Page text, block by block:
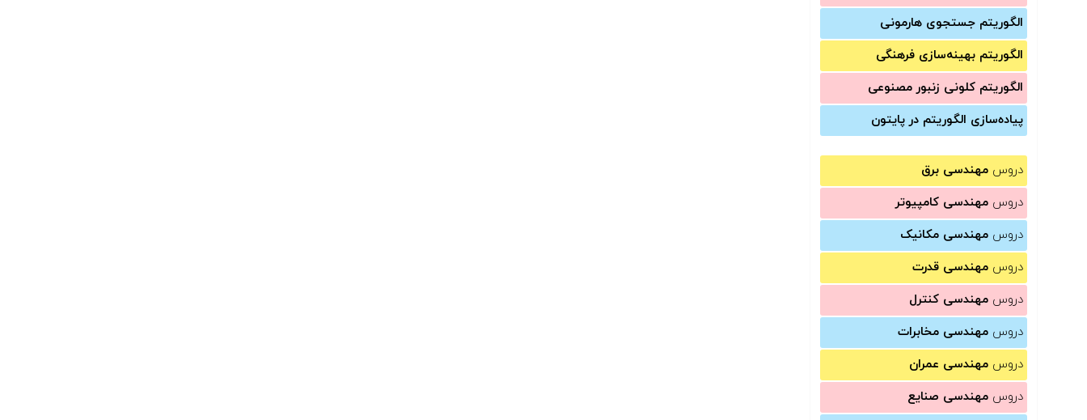
الگوریتم جستجوی هارمونی
الگوریتم بهینه‌سازی فرهنگی
الگوریتم کلونی زنبور مصنوعی
پیاده‌سازی الگوریتم در پایتون
دروس مهندسی برق
دروس مهندسی کامپیوتر
دروس مهندسی مکانیک
دروس مهندسی قدرت
دروس مهندسی کنترل
دروس مهندسی مخابرات
دروس مهندسی عمران
دروس مهندسی صنایع